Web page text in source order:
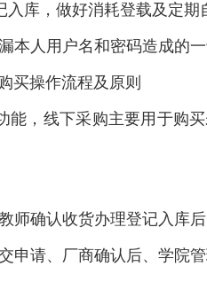
入库，做好消耗登载及定期
本人用户名和密码造成的一
买操作流程及原则
，线下采购主要用于购
师确认收货办理登记入库
申请、厂商确认后、学院